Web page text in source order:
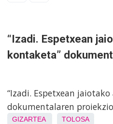
“Izadi. Espetxean
kontaketa”
“Izadi. Espetxean
dokumentalaren
GIZARTEA TOLOSA